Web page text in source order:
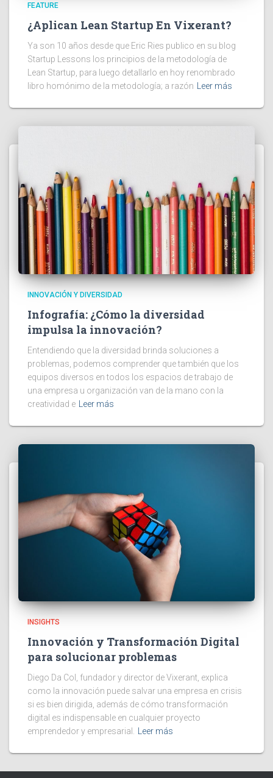
FEATURE
¿Aplican Lean Startup En Vixerant?
Ya son 10 años desde que Eric Ries publico en su blog
Startup Lessons los principios de la metodología de
Lean Startup, para luego detallarlo en hoy renombrado
libro homónimo de la metodología; a razón
Leer más
INNOVACIÓN Y DIVERSIDAD
Infografía: ¿Cómo la diversidad
impulsa la innovación?
Entendiendo que la diversidad brinda soluciones a
problemas, podemos comprender que también que los
equipos diversos en todos los espacios de trabajo de
una empresa u organización van de la mano con la
creatividad e
Leer más
INSIGHTS
Innovación y Transformación Digital
para solucionar problemas
Diego Da Col, fundador y director de Vixerant, explica
como la innovación puede salvar una empresa en crisis
si es bien dirigida, además de cómo transformación
digital es indispensable en cualquier proyecto
emprendedor y empresarial.
Leer más